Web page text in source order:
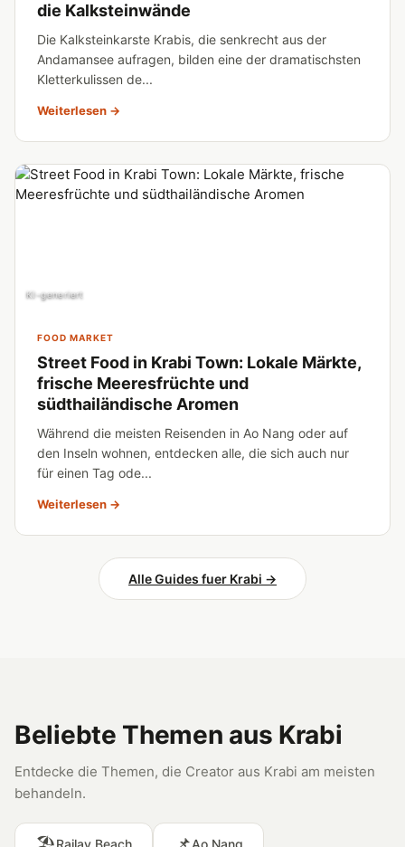
die Kalksteinwände
Die Kalksteinkarste Krabis, die senkrecht aus der
Andamansee aufragen, bilden eine der dramatischsten
Kletterkulissen de...
Weiterlesen →
KI-generiert
FOOD MARKET
Street Food in Krabi Town: Lokale Märkte,
frische Meeresfrüchte und
südthailändische Aromen
Während die meisten Reisenden in Ao Nang oder auf
den Inseln wohnen, entdecken alle, die sich auch nur
für einen Tag ode...
Weiterlesen →
Alle Guides fuer Krabi →
Beliebte Themen aus Krabi
Entdecke die Themen, die Creator aus Krabi am meisten
behandeln.
Railay Beach Ao Nang